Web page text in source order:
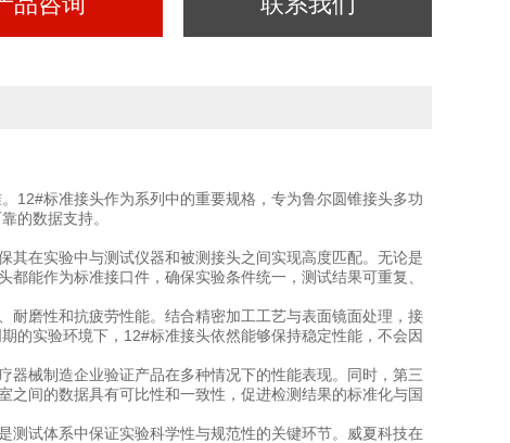
12#标准接头作为系列中的重要规格，专为鲁尔圆锥接头多功
的数据支持。
其在实验中与测试仪器和被测接头之间实现高度匹配。无论是
能作为标准接口件，确保实验条件统一，测试结果可重复、
耐磨性和抗疲劳性能。结合精密加工工艺与表面镜面处理，接
的实验环境下，12#标准接头依然能够保持稳定性能，不会因
械制造企业验证产品在多种情况下的性能表现。同时，第三
间的数据具有可比性和一致性，促进检测结果的标准化与国
测试体系中保证实验科学性与规范性的关键环节。威夏科技在